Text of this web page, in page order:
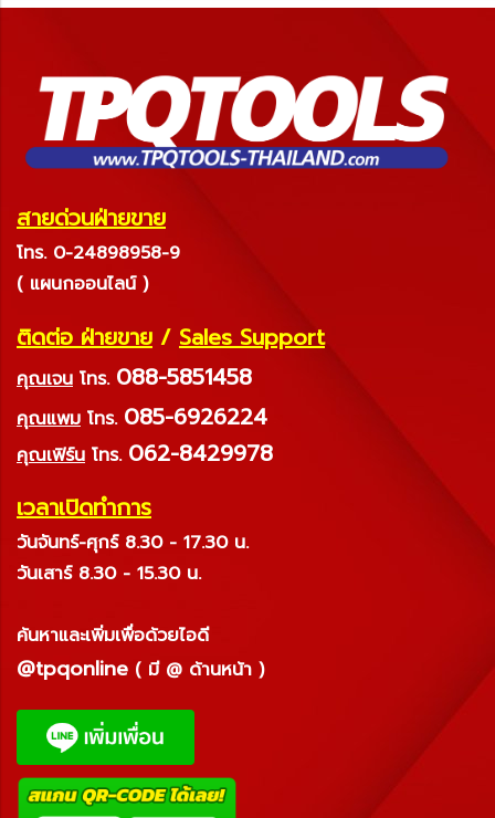
สายด่วนฝ่ายขาย
โทร. 0-24898958-9
( แผนกออนไลน์ )
ติดต่อ ฝ่ายขาย / Sales Support
คุณเจน โทร. 088-5851458
คุณแพม โทร. 085-6926224
คุณเฟิร์น โทร. 062-8429978
เวลาเปิดทำการ
วันจันทร์-ศุกร์ 8.30 - 17.30 น.
วันเสาร์ 8.30 - 15.30 น.
ค้นหาและเพิ่มเพื่อด้วยไอดี
@tpqonline ( มี @ ด้านหน้า )